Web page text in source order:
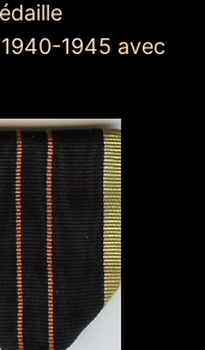
1945 avec